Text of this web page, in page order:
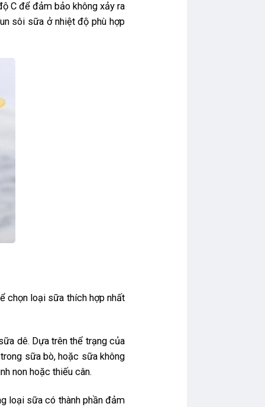
C để đảm bảo không xảy ra
sôi sữa ở nhiệt độ phù hợp
chọn loại sữa thích hợp nhất
dê. Dựa trên thể trạng của
sữa bò, hoặc sữa không
non hoặc thiếu cân.
loại sữa có thành phần đảm